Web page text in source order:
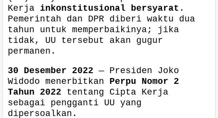
Kerja inkonstitusional bersyarat .
Pemerintah dan DPR diberi waktu dua
tahun untuk memperbaikinya; jika
tidak, UU tersebut akan gugur
permanen.
30 Desember 2022 — Presiden Joko
Widodo menerbitkan Perpu Nomor 2
Tahun 2022 tentang Cipta Kerja
sebagai pengganti UU yang
dipersoalkan.